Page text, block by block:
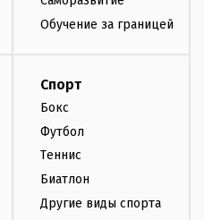
Обучение за границей
Спорт
Бокс
Футбол
Теннис
Биатлон
Другие виды спорта